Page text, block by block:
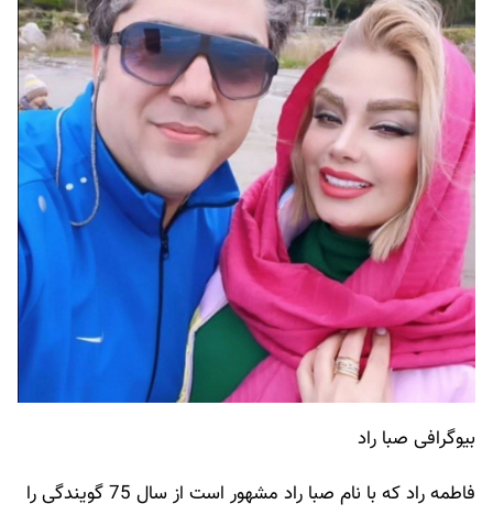
بیوگرافی صبا راد
فاطمه راد که با نام صبا راد مشهور است از سال 75 گویندگی را